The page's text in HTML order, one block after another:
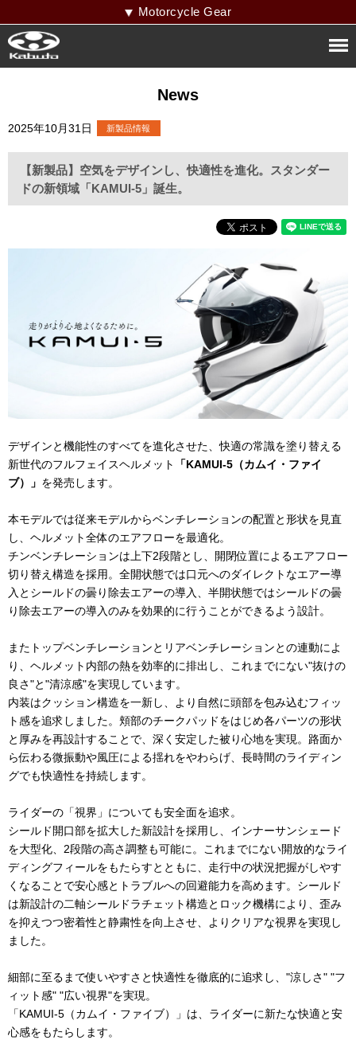
Motorcycle Gear
News
2025年10月31日
【新製品】空気をデザインし、快適性を進化。スタンダー
ドの新領域「KAMUI-5」誕生。
デザインと機能性のすべてを進化させた、快適の常識を塗り替える
新世代のフルフェイスヘルメット
「KAMUI-5（カムイ・ファイ
ブ）」 を発売します。
本モデルでは従来モデルからベンチレーションの配置と形状を見直
し、ヘルメット全体のエアフローを最適化。
チンベンチレーションは上下2段階とし、開閉位置によるエアフロー
切り替え構造を採用。全開状態では口元へのダイレクトなエアー導
入とシールドの曇り除去エアーの導入、半開状態ではシールドの曇
り除去エアーの導入のみを効果的に行うことができるよう設計。
またトップベンチレーションとリアベンチレーションとの連動によ
り、ヘルメット内部の熱を効率的に排出し、これまでにない"抜けの
良さ"と"清涼感"を実現しています。
内装はクッション構造を一新し、より自然に頭部を包み込むフィッ
ト感を追求しました。頬部のチークパッドをはじめ各パーツの形状
と厚みを再設計することで、深く安定した被り心地を実現。路面か
ら伝わる微振動や風圧による揺れをやわらげ、長時間のライディン
グでも快適性を持続します。
ライダーの「視界」についても安全面を追求。
シールド開口部を拡大した新設計を採用し、インナーサンシェード
を大型化、 2段階の高さ調整も可能に。これまでにない開放的なライ
ディングフィールをもたらすとともに、走行中の状況把握がしやす
くなることで安心感とトラブルへの回避能力を高めます。シールド
は新設計の二軸シールドラチェット構造とロック機構により、歪み
を抑えつつ密着性と静粛性を向上させ、よりクリアな視界を実現し
ました。
細部に至るまで使いやすさと快適性を徹底的に追求し、 "涼しさ" "フ
ィット感" "広い視界"を実現。
「KAMUI-5 （カムイ・ファイブ）」は、ライダーに新たな快適と安
心感をもたらします。